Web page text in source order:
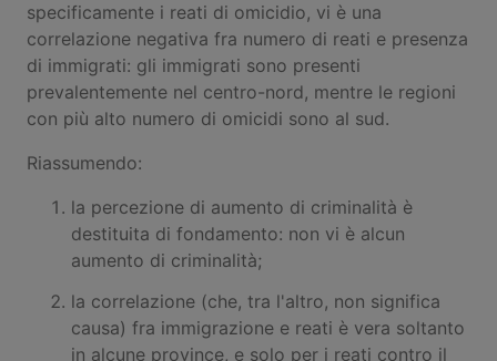
specificamente i reati di omicidio, vi è una
correlazione negativa fra numero di reati e presenza
di immigrati: gli immigrati sono presenti
prevalentemente nel centro-nord, mentre le regioni
con più alto numero di omicidi sono al sud.
Riassumendo:
la percezione di aumento di criminalità è
destituita di fondamento: non vi è alcun
aumento di criminalità;
la correlazione (che, tra l'altro, non significa
causa) fra immigrazione e reati è vera soltanto
in alcune province, e solo per i reati contro il